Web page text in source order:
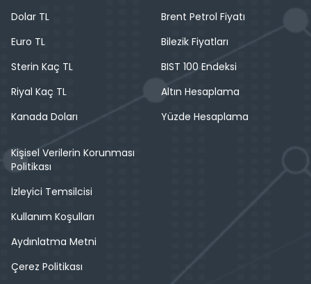
Dolar TL
Euro TL
Sterin Kaç TL
Riyal Kaç TL
Kanada Doları
Brent Petrol Fiyatı
Bilezik Fiyatları
BIST 100 Endeksi
Altın Hesaplama
Yüzde Hesaplama
Kişisel Verilerin Korunması
Politikası
İzleyici Temsilcisi
Kullanım Koşulları
Aydınlatma Metni
Çerez Politikası